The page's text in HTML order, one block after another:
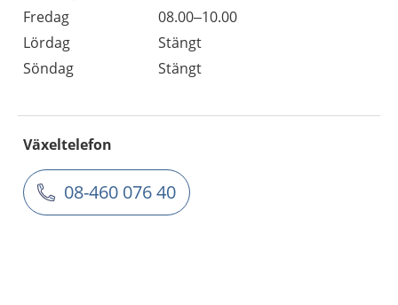
Fredag
08.00–10.00
Lördag
Stängt
Söndag
Stängt
Växeltelefon
08-460 076 40